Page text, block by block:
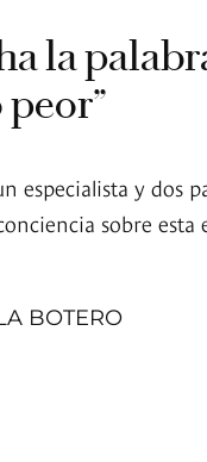
la
especialista y dos
sobre esta
BOTERO